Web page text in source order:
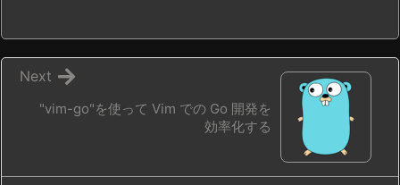
"vim-go"を使って Vim での Go 開発を
効率化する
Next